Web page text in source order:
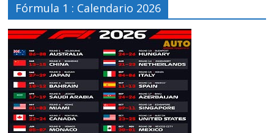
Fórmula 1 : Calendario 2026